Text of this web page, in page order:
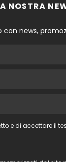
NOSTRA
con news,
e di accettare il